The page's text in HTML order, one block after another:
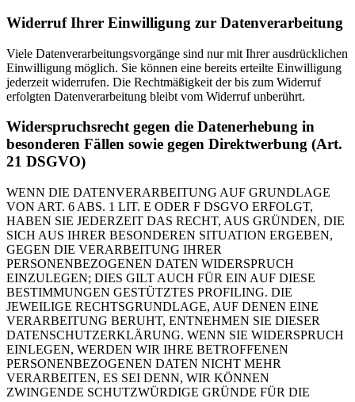
Widerruf Ihrer Einwilligung zur Datenverarbeitung
Viele Datenverarbeitungsvorgänge sind nur mit Ihrer ausdrücklichen
Einwilligung möglich. Sie können eine bereits erteilte Einwilligung
jederzeit widerrufen. Die Rechtmäßigkeit der bis zum Widerruf
erfolgten Datenverarbeitung bleibt vom Widerruf unberührt.
Widerspruchsrecht gegen die Datenerhebung in
besonderen Fällen sowie gegen Direktwerbung (Art.
21 DSGVO)
WENN DIE DATENVERARBEITUNG AUF GRUNDLAGE
VON ART. 6 ABS. 1 LIT. E ODER F DSGVO ERFOLGT,
HABEN SIE JEDERZEIT DAS RECHT, AUS GRÜNDEN, DIE
SICH AUS IHRER BESONDEREN SITUATION ERGEBEN,
GEGEN DIE VERARBEITUNG IHRER
PERSONENBEZOGENEN DATEN WIDERSPRUCH
EINZULEGEN; DIES GILT AUCH FÜR EIN AUF DIESE
BESTIMMUNGEN GESTÜTZTES PROFILING. DIE
JEWEILIGE RECHTSGRUNDLAGE, AUF DENEN EINE
VERARBEITUNG BERUHT, ENTNEHMEN SIE DIESER
DATENSCHUTZERKLÄRUNG. WENN SIE WIDERSPRUCH
EINLEGEN, WERDEN WIR IHRE BETROFFENEN
PERSONENBEZOGENEN DATEN NICHT MEHR
VERARBEITEN, ES SEI DENN, WIR KÖNNEN
ZWINGENDE SCHUTZWÜRDIGE GRÜNDE FÜR DIE